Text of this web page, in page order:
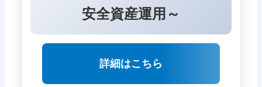
安全資産運用～
詳細はこちら